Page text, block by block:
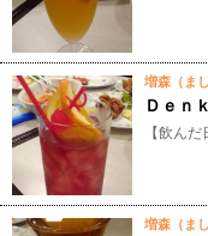
増森（ま
Ｄｅｎ
【飲ん
増森（ま